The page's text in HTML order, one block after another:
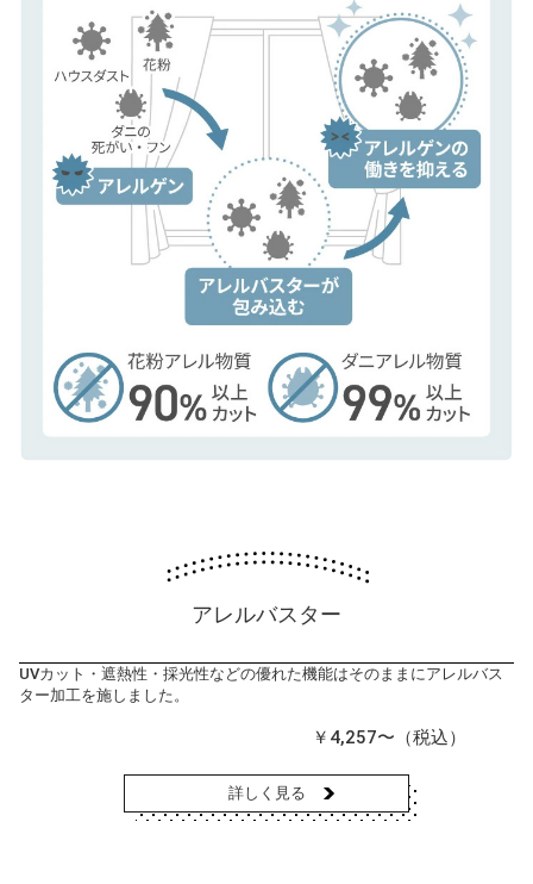
アレルバスター
UVカット・遮熱性・採光性などの優れた機能はそのままにアレルバス
ター加工を施しました。
￥4,257〜（税込）
詳しく見る